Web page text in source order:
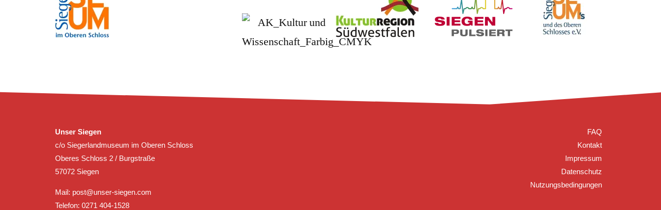
Unser Siegen
c/o Siegerlandmuseum im Oberen Schloss
Oberes Schloss 2 / Burgstraße
57072 Siegen
Mail: post@unser-siegen.com
Telefon: 0271 404-1528
FAQ
Kontakt
Impressum
Datenschutz
Nutzungsbedingungen